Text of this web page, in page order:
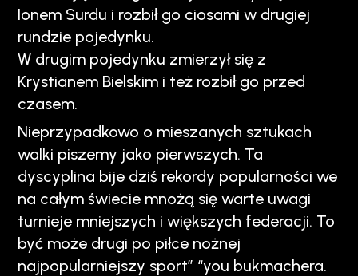
Ionem Surdu i rozbił go ciosami w drugiej
rundzie pojedynku.
W drugim pojedynku zmierzył się z
Krystianem Bielskim i też rozbił go przed
czasem.
Nieprzypadkowo o mieszanych sztukach
walki piszemy jako pierwszych. Ta
dyscyplina bije dziś rekordy popularności we
na całym świecie mnożą się warte uwagi
turnieje mniejszych i większych federacji. To
być może drugi po piłce nożnej
najpopularniejszy sport” “you bukmachera.